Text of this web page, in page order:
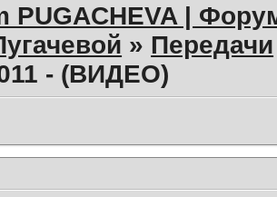
PUGACHEVA |
» Передачи
- (ВИДЕО)